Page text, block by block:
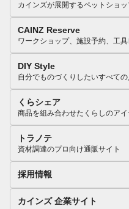
カインズが展開するペットショ
CAINZ Reserve
ワークショップ、施設予約、工
DIY Style
自分でものづくりしたいすべての
くらシェア
商品を組み合わせたくらしのア
トラノテ
資材調達のプロ向け通販サイト
採用情報
カインズ 企業サイト